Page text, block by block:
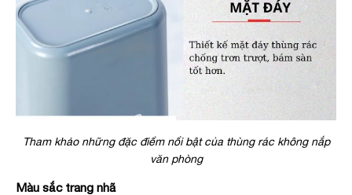
Tham khảo những đặc điểm nổi bật của thùng rác không nắp
văn phòng
Màu sắc trang nhã